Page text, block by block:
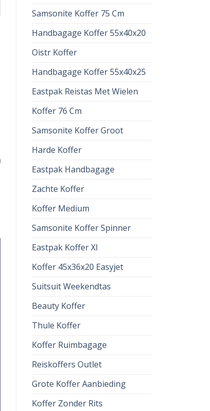
Samsonite Koffer 75 Cm
Handbagage Koffer 55x40x20
Oistr Koffer
Handbagage Koffer 55x40x25
Eastpak Reistas Met Wielen
Koffer 76 Cm
Samsonite Koffer Groot
Harde Koffer
Eastpak Handbagage
Zachte Koffer
Koffer Medium
Samsonite Koffer Spinner
Eastpak Koffer Xl
Koffer 45x36x20 Easyjet
Suitsuit Weekendtas
Beauty Koffer
Thule Koffer
Koffer Ruimbagage
Reiskoffers Outlet
Grote Koffer Aanbieding
Koffer Zonder Rits